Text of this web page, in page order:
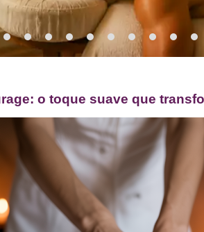
o toque suave que